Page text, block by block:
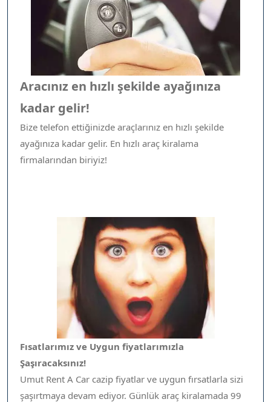
Aracınız en hızlı şekilde ayağınıza
kadar gelir!
Bize telefon ettiğinizde araçlarınız en hızlı şekilde
ayağınıza kadar gelir. En hızlı araç kiralama
firmalarından biriyiz!
Fısatlarımız ve Uygun fiyatlarımızla
Şaşıracaksınız!
Umut Rent A Car cazip fiyatlar ve uygun fırsatlarla sizi
şaşırtmaya devam ediyor. Günlük araç kiralamada 99